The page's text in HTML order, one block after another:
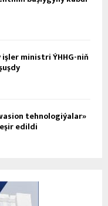
ministri ÝHHG-niň
tehnologiýalar»
edildi